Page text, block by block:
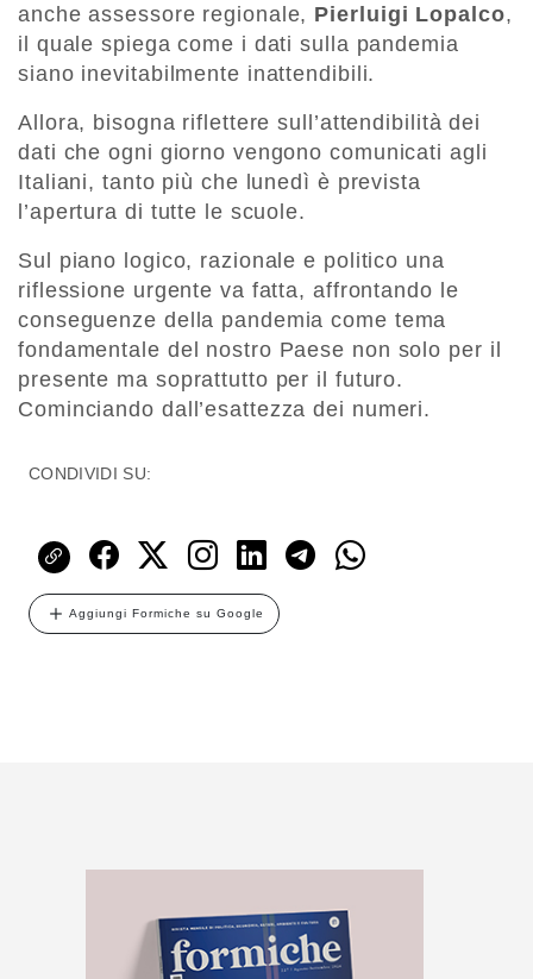
anche assessore regionale, Pierluigi Lopalco,
il quale spiega come i dati sulla pandemia
siano inevitabilmente inattendibili.
Allora, bisogna riflettere sull’attendibilità dei
dati che ogni giorno vengono comunicati agli
Italiani, tanto più che lunedì è prevista
l’apertura di tutte le scuole.
Sul piano logico, razionale e politico una
riflessione urgente va fatta, affrontando le
conseguenze della pandemia come tema
fondamentale del nostro Paese non solo per il
presente ma soprattutto per il futuro.
Cominciando dall’esattezza dei numeri.
CONDIVIDI SU:
Aggiungi Formiche su Google